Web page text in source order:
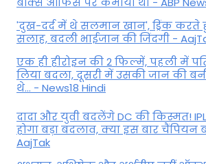
'दुख-दर्द में थे सलमान खान', ड्रिंक करते
सलाह, बदली भाईजान की जिंदगी -
एक ही हीरोइन की 2 फिल्में, पहली में
लिया बदला, दूसरी में उसकी जान की
थे... - News18 Hindi
दादा और युवी बदलेंगे DC की किस्मत!
होगा बड़ा बदलाव, क्या इस बार चैंपियन
AajTak